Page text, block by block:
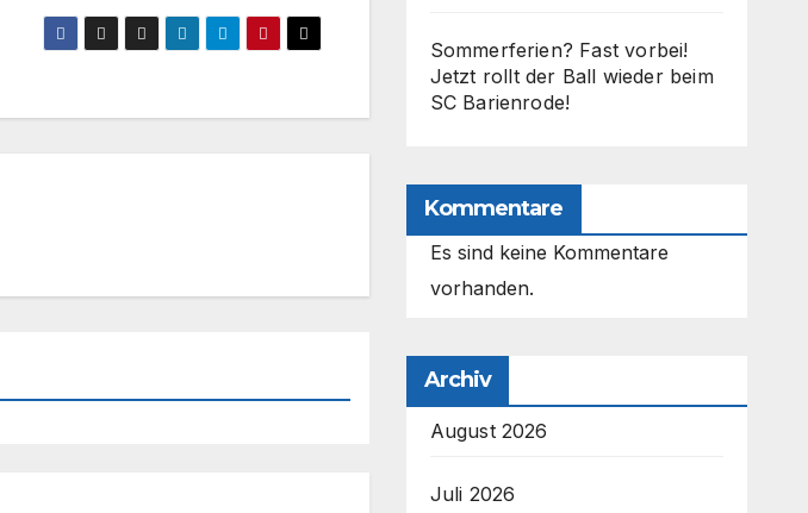
Sommerferien? Fast vorbei!
Jetzt rollt der Ball wieder beim
SC Barienrode!
Kommentare
Es sind keine Kommentare
vorhanden.
Archiv
August 2026
Juli 2026